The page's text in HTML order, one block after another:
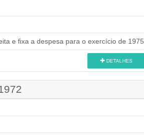
e fixa a despesa para o exercício de 1975.
DETALHES